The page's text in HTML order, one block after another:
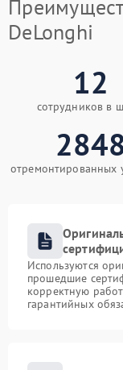
DeLonghi
12
сотрудников в
отремонтированных
Используются
прошедшие
корректную
гарантийных